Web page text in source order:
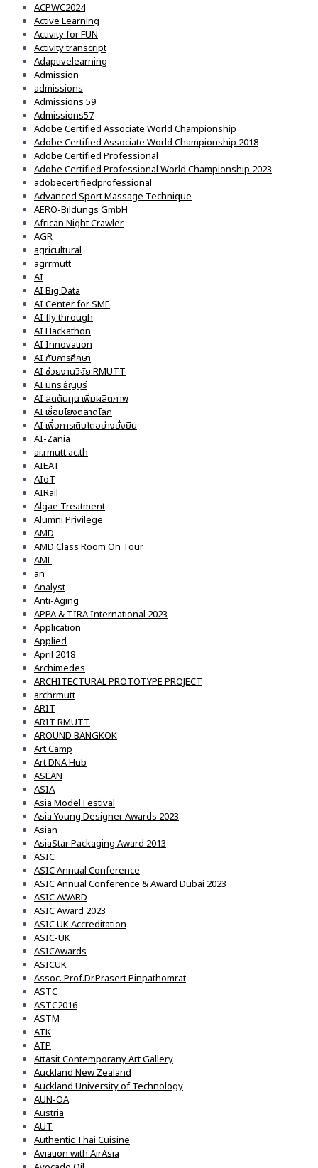
ACPWC2024
Active Learning
Activity for FUN
Activity transcript
Adaptivelearning
Admission
admissions
Admissions 59
Admissions57
Adobe Certified Associate World Championship
Adobe Certified Associate World Championship 2018
Adobe Certified Professional
Adobe Certified Professional World Championship 2023
adobecertifiedprofessional
Advanced Sport Massage Technique
AERO-Bildungs GmbH
African Night Crawler
AGR
agricultural
agrrmutt
AI
AI Big Data
AI Center for SME
AI fly through
AI Hackathon
AI Innovation
AI กับการศึกษา
AI ช่วยงานวิจัย RMUTT
AI มทร.ธัญบุรี
AI ลดต้นทุน เพิ่มผลิตภาพ
AI เชื่อมโยงตลาดโลก
AI เพื่อการเติบโตอย่างยั่งยืน
AI-Zania
ai.rmutt.ac.th
AIEAT
AIoT
AIRail
Algae Treatment
Alumni Privilege
AMD
AMD Class Room On Tour
AML
an
Analyst
Anti-Aging
APPA & TIRA International 2023
Application
Applied
April 2018
Archimedes
ARCHITECTURAL PROTOTYPE PROJECT
archrmutt
ARIT
ARIT RMUTT
AROUND BANGKOK
Art Camp
Art DNA Hub
ASEAN
ASIA
Asia Model Festival
Asia Young Designer Awards 2023
Asian
AsiaStar Packaging Award 2013
ASIC
ASIC Annual Conference
ASIC Annual Conference & Award Dubai 2023
ASIC AWARD
ASIC Award 2023
ASIC UK Accreditation
ASIC-UK
ASICAwards
ASICUK
Assoc. Prof.Dr.Prasert Pinpathomrat
ASTC
ASTC2016
ASTM
ATK
ATP
Attasit Contemporany Art Gallery
Auckland New Zealand
Auckland University of Technology
AUN-OA
Austria
AUT
Authentic Thai Cuisine
Aviation with AirAsia